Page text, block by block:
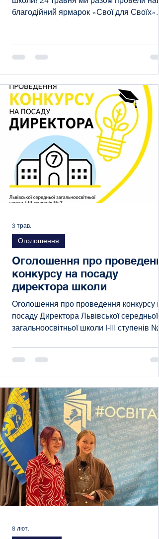
благодійний ярмарок «Свої для Своїх». І
неймовірної події! У такі дні серце
переповнює неймовірна гордість за
шкільну родину. Ми знову довели, що
ми разом — ми єдині, міцні та
непереможні. Коли бачиш ваші палаючі
очі, ваші надзусилля та щире бажання
допомогти, розумієш: для нашої
немає нічого неможливого! Ви
Оголошення про
конкурсу на посаду
директора школи
Оголошення про проведення конкурсу
посаду Директора Львівської середньої
загальноосвітньої школи I-III ступенів №
оголошує конкурс на заміщення посади
директора Львівської середньої
загальноосвітньої школи І-ІІІ ступенів №
Львівської міської ради. Найменування і
місцезнаходження закладу освіти:
Львівська середня загальноосвітня
І-ІІІ ступенів № 7 Львівської міської ради,
вулиця Богда
Оголошення
3 трав.
8 лют.